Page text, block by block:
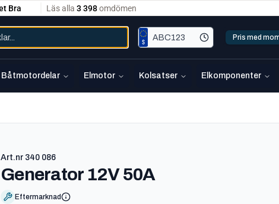
Pris med
Båtmotordelar Elmotor Kolsatser Elkomponenter
Art.nr 340 086
Generator 12V 50A-
Eftermarknad